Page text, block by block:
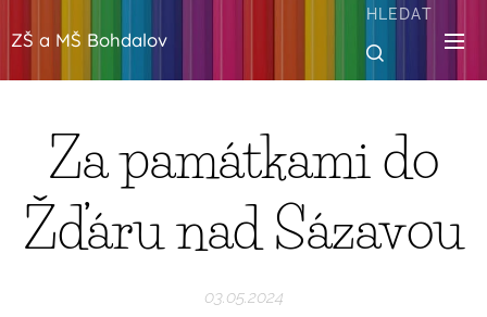
ZŠ a MŠ Bohdalov
HLEDAT
Za památkami do
Žďáru nad Sázavou
03.05.2024